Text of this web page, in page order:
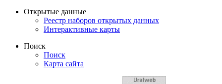
Открытые данные
Реестр наборов открытых данных
Интерактивные карты
Поиск
Поиск
Карта сайта